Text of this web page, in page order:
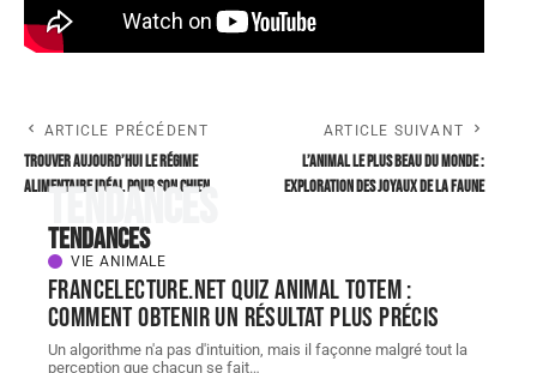
ARTICLE PRÉCÉDENT
Trouver aujourd’hui le régime
alimentaire idéal pour son chien
ARTICLE SUIVANT
L’animal le plus beau du monde :
exploration des joyaux de la faune
Tendances
Tendances
VIE ANIMALE
FranceLecture.net quiz animal totem :
comment obtenir un résultat plus précis
Un algorithme n'a pas d'intuition, mais il façonne malgré tout la
perception que chacun se fait…